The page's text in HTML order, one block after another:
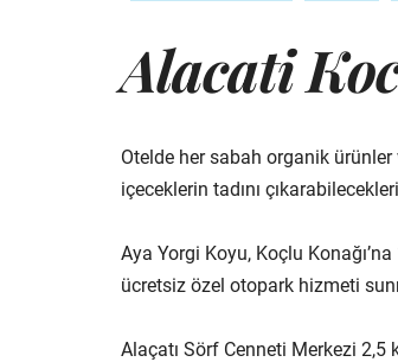
Alacati
Otelde her sabah organik ürünler
içeceklerin tadını
Aya Yorgi Koyu, Koçlu
ücretsiz özel otopark hizmeti
Alaçatı Sörf Cenneti Merkezi 2,5